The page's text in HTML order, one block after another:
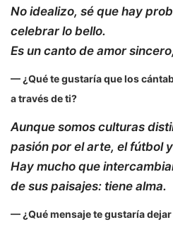
No idealizo, sé que hay
celebrar lo bello.
Es un canto de amor
— ¿Qué te gustaría que los
a través de ti?
Aunque somos culturas
pasión por el arte, el fútbol
Hay mucho que
de sus paisajes: tiene alma.
— ¿Qué mensaje te gustaría